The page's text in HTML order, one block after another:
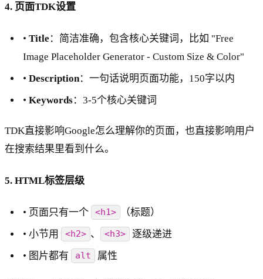
4. 页面TDK设置
•Title ：简洁准确，包含核心关键词，比如 "Free
Image Placeholder Generator - Custom Size & Color"
•Description：一句话说明页面功能，150字以内
•Keywords：3-5个核心关键词
TDK直接影响Google怎么理解你的页面，也直接影响用户
在搜索结果里看到什么。
5. HTML标签层级
• 页面只有一个 <h1>
（标题）
• 小节用
<h2> 、 <h3>
逐级递进
• 图片都有
alt 属性